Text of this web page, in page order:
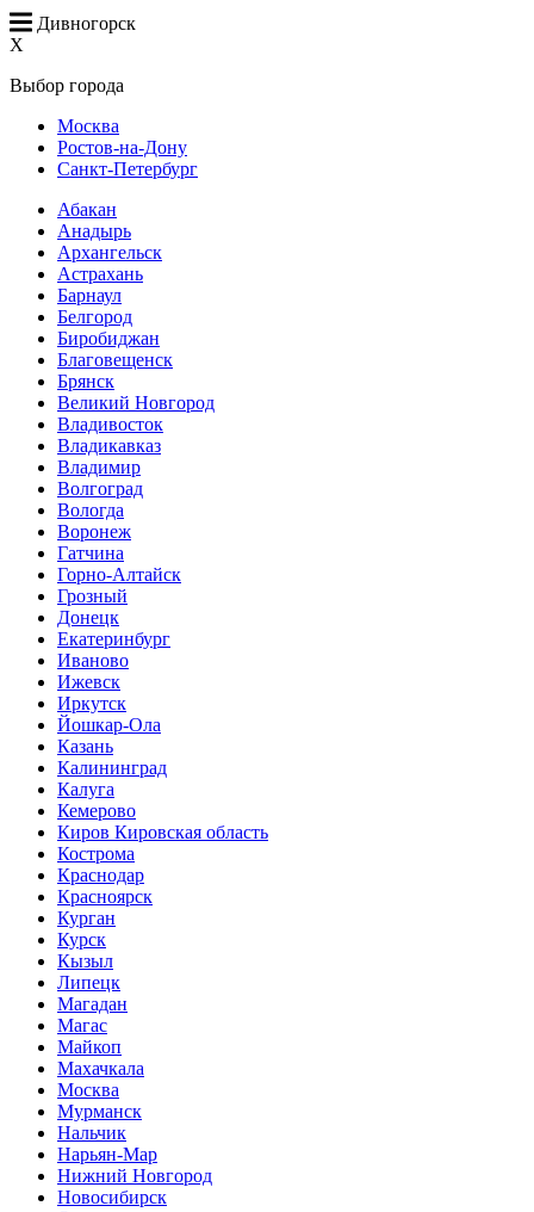
Дивногорск
X
Выбор города
Москва
Ростов-на-Дону
Санкт-Петербург
Абакан
Анадырь
Архангельск
Астрахань
Барнаул
Белгород
Биробиджан
Благовещенск
Брянск
Великий Новгород
Владивосток
Владикавказ
Владимир
Волгоград
Вологда
Воронеж
Гатчина
Горно-Алтайск
Грозный
Донецк
Екатеринбург
Иваново
Ижевск
Иркутск
Йошкар-Ола
Казань
Калининград
Калуга
Кемерово
Киров Кировская область
Кострома
Краснодар
Красноярск
Курган
Курск
Кызыл
Липецк
Магадан
Магас
Майкоп
Махачкала
Москва
Мурманск
Нальчик
Нарьян-Мар
Нижний Новгород
Новосибирск